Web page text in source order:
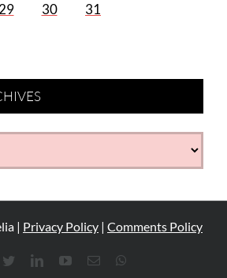
29 30
31
| Privacy Policy | Comments Policy
TwitterLinkedInYouTube
Email